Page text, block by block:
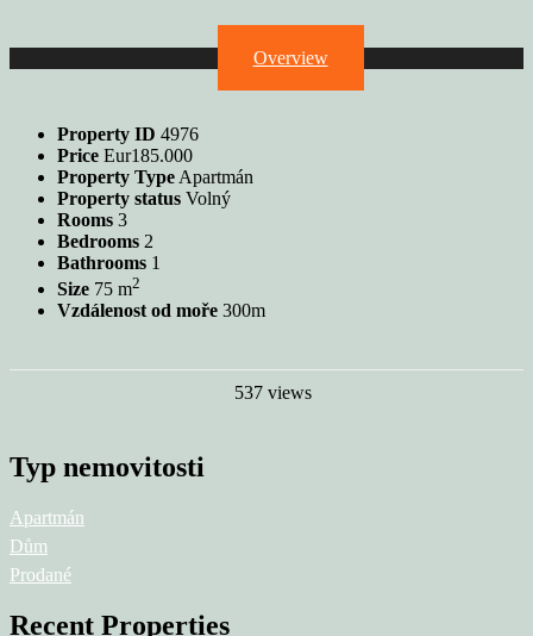
Overview
Property ID 4976
Price Eur185.000
Property Type Apartmán
Property status Volný
Rooms 3
Bedrooms 2
Bathrooms 1
Size 75 m2
Vzdálenost od moře 300m
537 views
Typ nemovitosti
Apartmán
Dům
Prodané
Recent Properties